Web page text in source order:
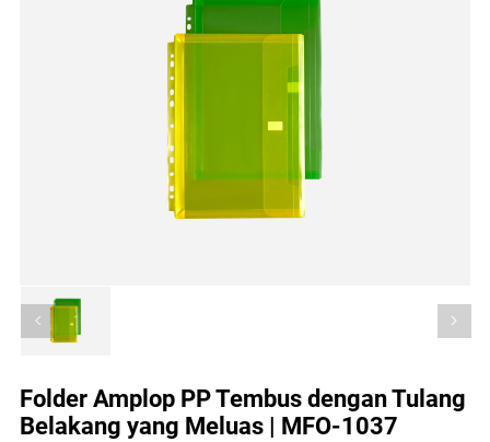
Français
Italiano
日本語
Português
Русский язык
>
<
Folder Amplop PP Tembus dengan Tulang
Belakang yang Meluas | MFO-1037